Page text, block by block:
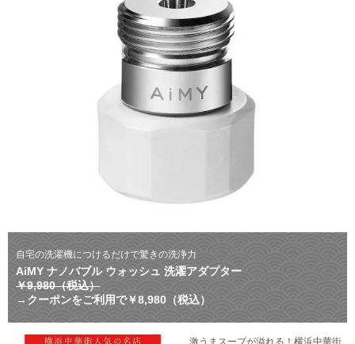
自宅の洗濯機につけるだけで驚きの洗浄力
AiMY ナノバブル ウォッシュ 洗濯アダプター
￥9,980（税込）
→クーポンをご利用で￥8,980（税込）
激うまスープが溢れる！横浜中華街